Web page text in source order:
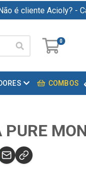
é cliente Acioly? -
0
COMBOS
PURE